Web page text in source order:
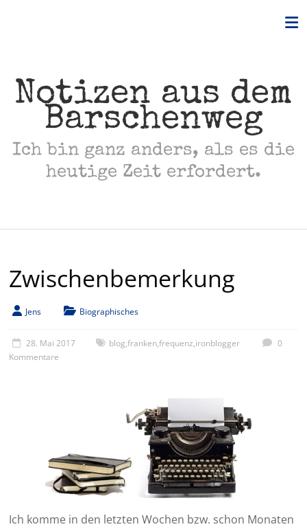
Notizen aus dem
Barschenweg
Ich bin ganz anders, als es die
heutige Zeit erfordert.
Zwischenbemerkung
Jens Biographisches
28. Mai 2017 blog,franken,frequenz,ironblogger
0
Kommentare
Ich komme in den letzten Wochen bzw. schon Monaten